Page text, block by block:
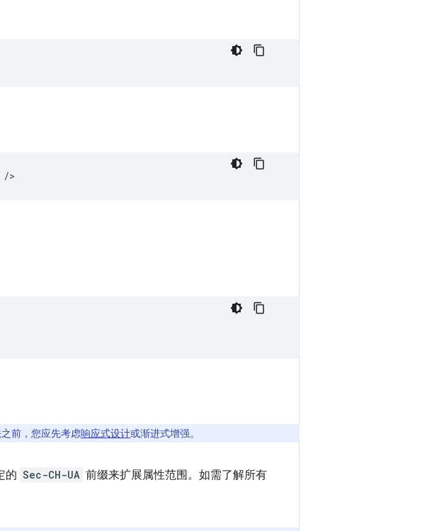
前，您应先考虑响应式设计或渐进式增强。
的 Sec-CH-UA 前缀来扩展属性范围。如需了解所有